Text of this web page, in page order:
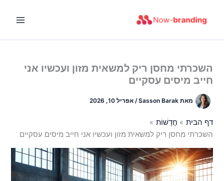
השכרתי מחסן ריק למשאית מזון ועכשיו אני
חייב מיסים עסקיים
מאתSasson Barak
/אפריל 10, 2026
דף הבית
חֲדָשׁוֹת
השכרתי מחסן ריק למשאית מזון ועכשיו אני חייב מיסים עסקיים